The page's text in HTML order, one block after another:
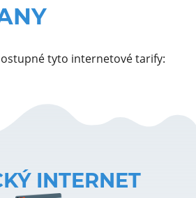
tyto internetové tarify:
INTERNET